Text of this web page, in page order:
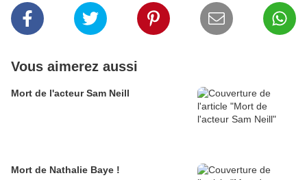
Vous aimerez aussi
Mort de l'acteur Sam Neill
Mort de Nathalie Baye !